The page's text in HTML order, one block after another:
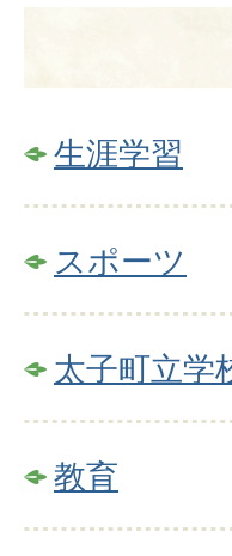
生涯学習
スポーツ
太子町立学
教育